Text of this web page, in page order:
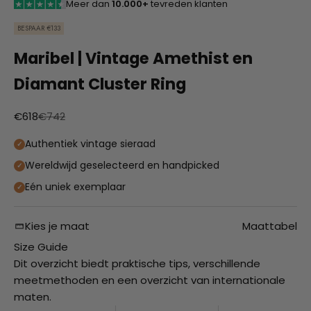
Meer dan 10.000+ tevreden klanten
BESPAAR €133
Maribel | Vintage Amethist en
Diamant Cluster Ring
Aanbiedingsprijs
€618Normale prijs
€742
Authentiek vintage sieraad
Wereldwijd geselecteerd en handpicked
Eén uniek exemplaar
Kies je maat
Maattabel
Size Guide
Dit overzicht biedt praktische tips, verschillende
meetmethoden en een overzicht van internationale
maten.